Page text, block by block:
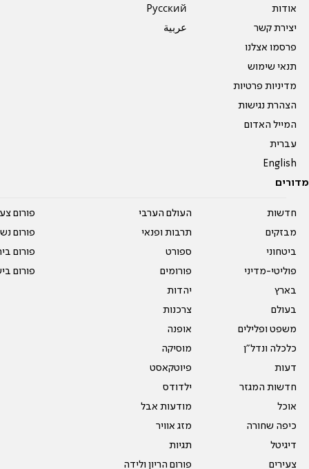
אודות
יצירת קשר
פרסמו אצלנו
תנאי שימוש
מדיניות פרטיות
הצהרת נגישות
המייל האדום
עברית
English
Pусский
عربية
מדורים
חדשות
מבזקים
ביטחוני
פוליטי-מדיני
בארץ
בעולם
משפט ופלילים
כלכלה ונדל"ן
דעות
חדשות המגזר
אוכל
כיפה שחורה
דיגיטל
צעירים
העולם הערבי
תרבות ופנאי
ספורט
פורומים
יהדות
צרכנות
אופנה
מוסיקה
פיוטקאסט
ילדודס
מודעות אבל
מזג אוויר
תגיות
פורום הריון ולידה
פורום
פורום
פורום
פורום